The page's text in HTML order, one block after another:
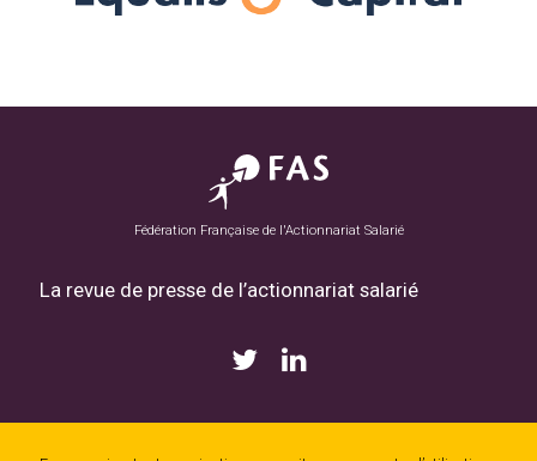
Fédération Française de l'Actionnariat Salarié
La revue de presse de l’actionnariat salarié